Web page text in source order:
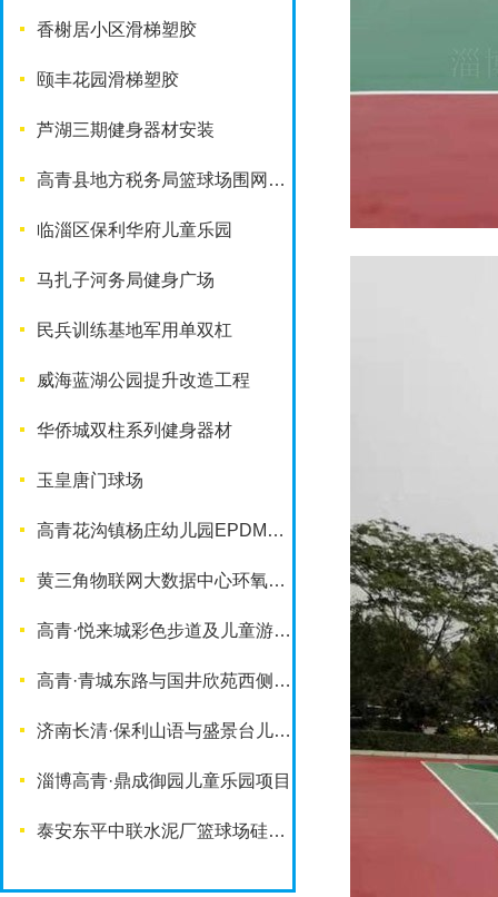
香榭居小区滑梯塑胶
颐丰花园滑梯塑胶
芦湖三期健身器材安装
高青县地方税务局篮球场围网工程
临淄区保利华府儿童乐园
马扎子河务局健身广场
民兵训练基地军用单双杠
威海蓝湖公园提升改造工程
华侨城双柱系列健身器材
玉皇唐门球场
高青花沟镇杨庄幼儿园EPDM塑胶地面
黄三角物联网大数据中心环氧地坪项目
高青·悦来城彩色步道及儿童游乐设施
高青·青城东路与国井欣苑西侧游园项目
济南长清·保利山语与盛景台儿童乐园项目
淄博高青·鼎成御园儿童乐园项目
泰安东平中联水泥厂篮球场硅PU铺装项目